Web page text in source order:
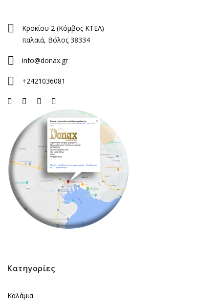
Κροκίου 2 (Κόμβος ΚΤΕΛ)
παλαιά, Βόλος 38334
info@donax.gr
+2421036081
Κατηγορίες
Καλάμια